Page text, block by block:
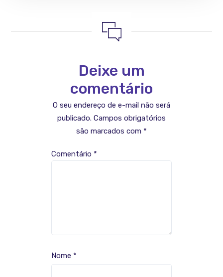
Deixe um
comentário
O seu endereço de e-mail não será
publicado. Campos obrigatórios
são marcados com *
Comentário *
Nome *